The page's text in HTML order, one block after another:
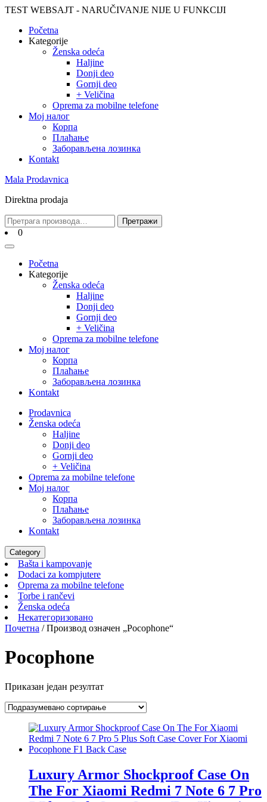
Skip
content
Skip
TEST WEBSAJT - NARUČIVANJE NIJE U FUNKCIJI
Početna
Kategorije
Ženska odeća
Haljine
Donji deo
Gornji deo
+ Veličina
Oprema za mobilne telefone
Moj налог
Корпа
Плаћање
Заборављена лозинка
Kontakt
Mala Prodavnica
Direktna prodaja
Претрага
за:
Претражи
Cart0
Open
Početna
Kategorije
Ženska odeća
Haljine
Donji deo
Gornji deo
+ Veličina
Oprema za mobilne telefone
Moj налог
Корпа
Плаћање
Заборављена лозинка
Kontakt
Close
Menu
Prodavnica
Ženska odeća
Haljine
Donji deo
Gornji deo
+ Veličina
Oprema za mobilne telefone
Moj налог
Корпа
Плаћање
Заборављена лозинка
Kontakt
Category
Bašta i kampovanjeBašta
i
kampovanje
Dodaci za kompjutereDodaci
za
Oprema za mobilne telefoneOprema
Torbe i rančevi
rančevi
Ženska odeća
odeća
НекатегоризованоНекатегоризовано
Почетна / Производ oзначен „Pocophone“
Pocophone
Приказан један резултат
Luxury Armor Shockproof Case On
The For Xiaomi Redmi 7 Note 6 7 Pro